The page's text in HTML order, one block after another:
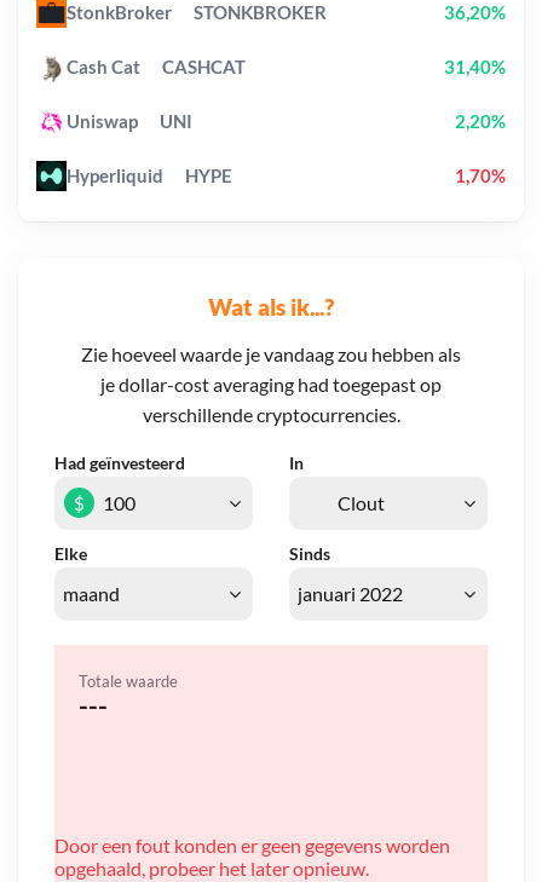
Wat als ik...?
Zie hoeveel waarde je vandaag zou hebben als
je dollar-cost averaging had toegepast op
verschillende cryptocurrencies.
Had geïnvesteerd In
Elke Sinds
$
Totale waarde
---
Door een fout konden er geen gegevens worden
opgehaald, probeer het later opnieuw.
StonkBroker STONKBROKER 36,20%
Cash Cat CASHCAT 31,40%
Uniswap UNI 2,20%
Hyperliquid HYPE 1,70%